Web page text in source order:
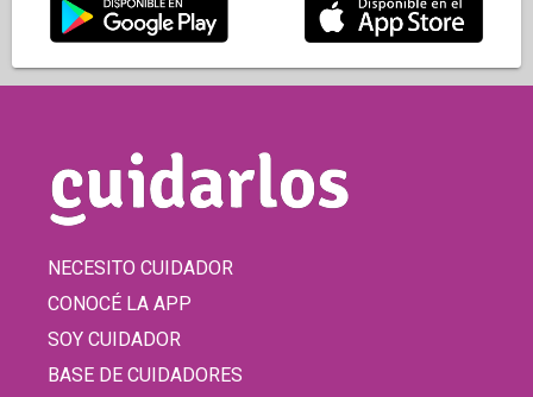
NECESITO CUIDADOR
CONOCÉ LA APP
SOY CUIDADOR
BASE DE CUIDADORES